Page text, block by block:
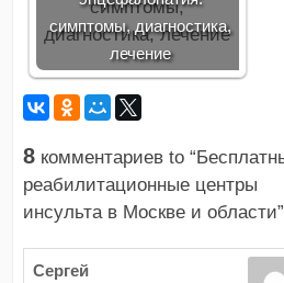
симптомы, диагностика,
лечение
8комментариев to
реабилитационные центры
инсульта в Москве и области”
Сергей